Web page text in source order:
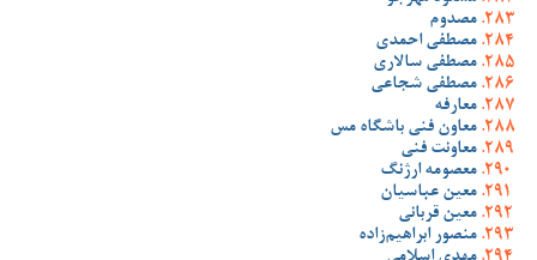
مصدوم
مصطفی احمدی
مصطفی سالاری
مصطفی شجاعی
معارفه
معاون فنی باشگاه مس
معاونت فنی
معصومه ارژنگ
معین عباسیان
معین قربانی
منصور ابراهیم‌زاده